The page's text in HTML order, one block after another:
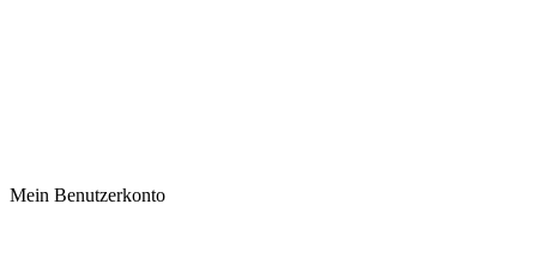
Mein Benutzerkonto